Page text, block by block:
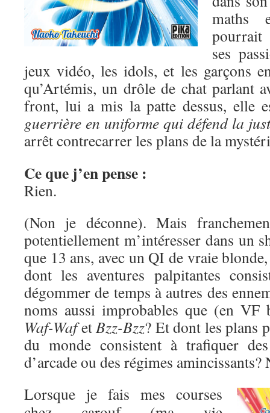
maths
pourrait
ses
jeux vidéo, les idols, et les garçons
qu’Artémis, un drôle de chat parlant
front, lui a mis la patte dessus, elle
guerrière en uniforme qui défend la
arrêt contrecarrer les plans de la
Ce que j’en pense :
Rien.
(Non je déconne). Mais
potentiellement m’intéresser dans un
que 13 ans, avec un QI de vraie
dont les aventures palpitantes
dégommer de temps à autres des
noms aussi improbables que (en
Waf-WafetBzz-Bzz? Et dont les plans
du monde consistent à trafiquer
d’arcade ou des régimes
Lorsque je fais mes courses